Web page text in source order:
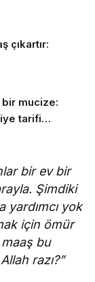
çıkartır:
bir mucize:
tarifi…
bir ev bir
Şimdiki
yardımcı yok
için ömür
maaş bu
razı?”